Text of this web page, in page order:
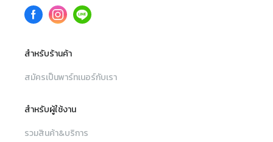
สำหรับร้านค้า
สมัครเป็นพาร์ทเนอร์กับเรา
สำหรับผู้ใช้งาน
รวมสินค้า&บริการ